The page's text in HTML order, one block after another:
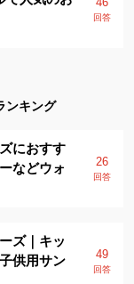
回答
ンキング
におすす
などウォ
26
回答
ズ｜キッ
供用サン
49
回答